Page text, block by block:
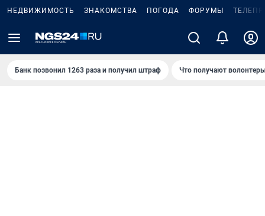
НЕДВИЖИМОСТЬ ЗНАКОМСТВА ПОГОДА ФОРУМЫ
Банк позвонил 1263 раза и получил штраф Что получают